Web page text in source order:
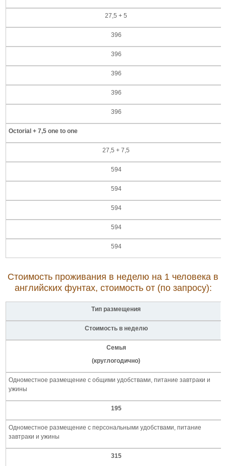
27,5 + 5
396
396
396
396
396
Octorial + 7,5 one to one
27,5 + 7,5
594
594
594
594
594
Стоимость проживания в неделю на 1 человека в
английских фунтах, стоимость от (по запросу):
Тип размещения
Стоимость в неделю
Семья
(круглогодично)
Одноместное размещение с общими удобствами, питание завтраки и
ужины
195
Одноместное размещение с персональными удобствами, питание
завтраки и ужины
315